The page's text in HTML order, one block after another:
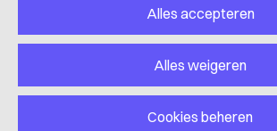
GitHubYouTube
Copyright © 2023-2026 Lexboost
Alles accepteren
Alles weigeren
Cookies beheren